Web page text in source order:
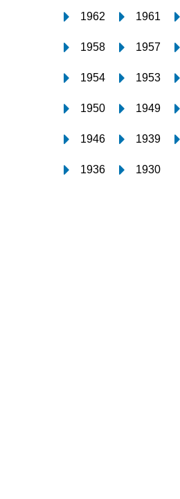
1962 1961
1958 1957
1954 1953
1950 1949
1946 1939
1936 1930